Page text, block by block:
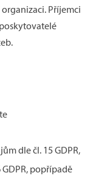
Příjemci
dle čl. 15 GDPR,
popřípadě